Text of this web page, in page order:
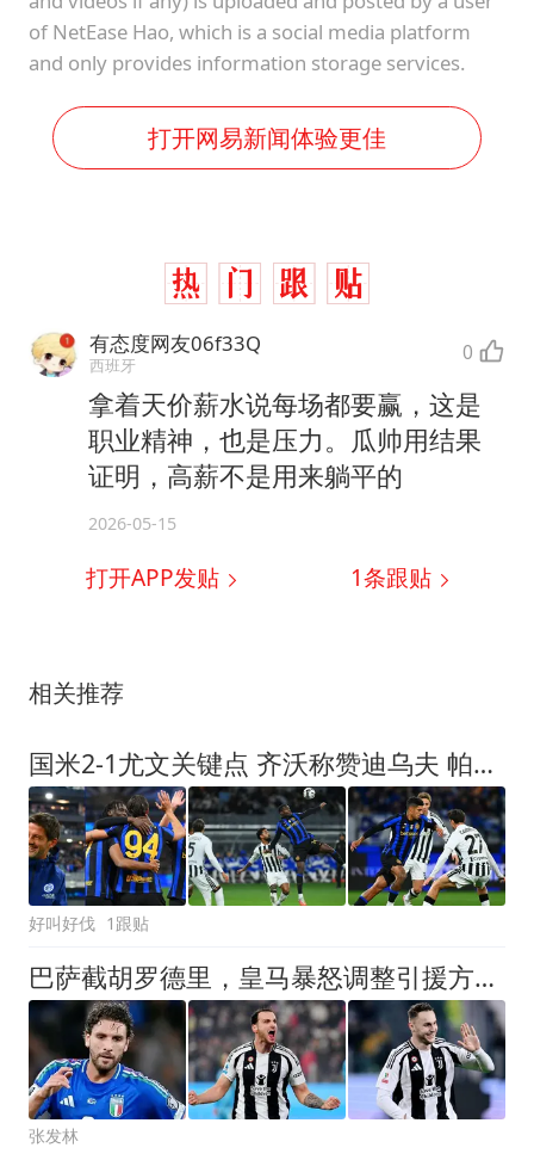
of NetEase Hao, which is a social media platform
and only provides information storage services.
打开网易新闻体验更佳
有态度网友06f33Q
西班牙 0
拿着天价薪水说每场都要赢，这是
职业精神，也是压力。瓜帅用结果
证明，高薪不是用来躺平的
2026-05-15
打开APP发贴 1条跟贴
相关推荐
国米2-1尤文关键点 齐沃称赞迪乌夫 帕瓦尔展现顶级防守 博维奥亮眼
好叫好伐 1跟贴
巴萨截胡罗德里，皇马暴怒调整引援方案，重磅引援剑指尤文队长！
张发林